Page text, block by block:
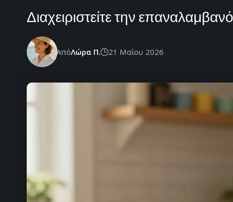
Διαχειριστείτε την
ΑπόΛώρα Π. 21 Μαΐου 2026